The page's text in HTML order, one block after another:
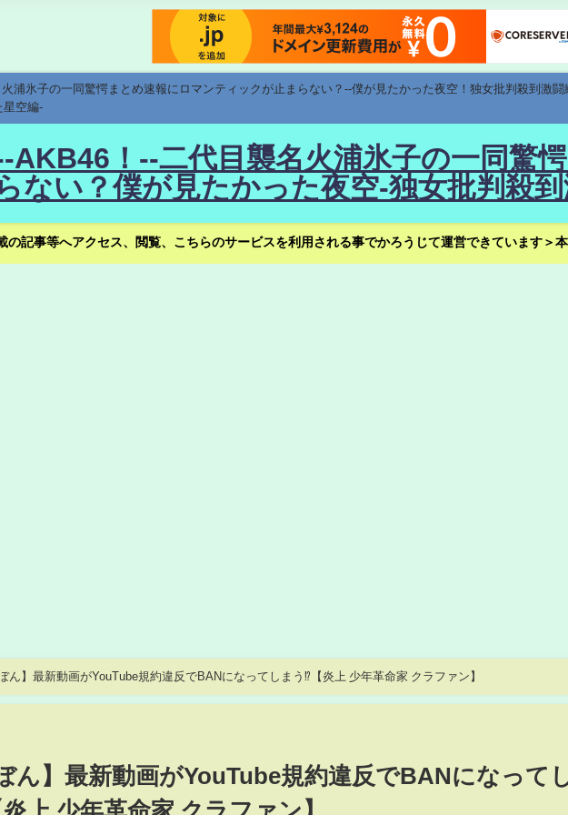
浦氷子の一同驚愕まとめ速報にロマンティックが止まらない？--僕が見たかった夜空！独女批判殺到激
星空編-
AKB46！--二代目襲名火浦氷子の一同驚
ない？僕が見たかった夜空-独女批判殺
の記事等へアクセス、閲覧、こちらのサービスを利用される事でかろうじて運営できています＞
ん】最新動画がYouTube規約違反でBANになってしまう⁉【炎上 少年革命家 クラファン】
ん】最新動画がYouTube規約違反でBANになって